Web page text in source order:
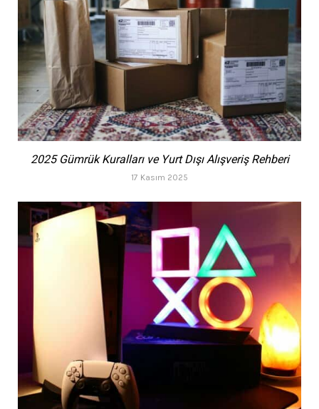
2025 Gümrük Kuralları ve Yurt Dışı Alışveriş Rehberi
17 Kasım 2025